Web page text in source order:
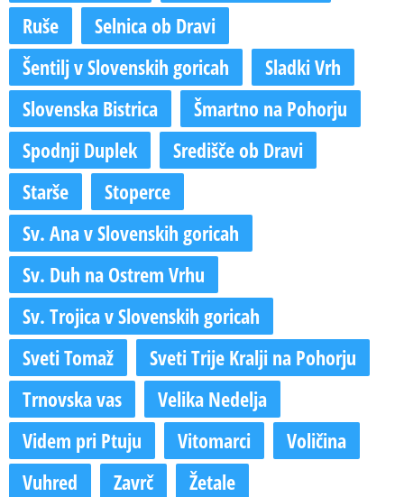
Ruše
Selnica ob Dravi
Šentilj v Slovenskih goricah
Sladki Vrh
Slovenska Bistrica
Šmartno na Pohorju
Spodnji Duplek
Središče ob Dravi
Starše
Stoperce
Sv. Ana v Slovenskih goricah
Sv. Duh na Ostrem Vrhu
Sv. Trojica v Slovenskih goricah
Sveti Tomaž
Sveti Trije Kralji na Pohorju
Trnovska vas
Velika Nedelja
Videm pri Ptuju
Vitomarci
Voličina
Vuhred
Zavrč
Žetale